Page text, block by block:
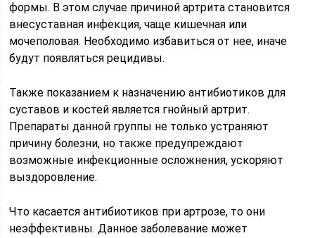
формы. В этом случае причиной артрита становится
внесуставная инфекция, чаще кишечная или
мочеполовая. Необходимо избавиться от нее, иначе
будут появляться рецидивы.
Также показанием к назначению антибиотиков для
суставов и костей является гнойный артрит.
Препараты данной группы не только устраняют
причину болезни, но также предупреждают
возможные инфекционные осложнения, ускоряют
выздоровление.
Что касается антибиотиков при артрозе, то они
неэффективны. Данное заболевание может